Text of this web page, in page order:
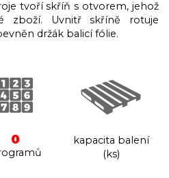
tvoří skříň s otvorem, jehož
zboží. Uvnitř skříně rotuje
držák balicí fólie.
0
kapacita balení
(ks)